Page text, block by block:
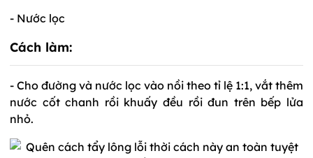
- Nước lọc
Cách làm:
- Cho đường và nước lọc vào nồi theo tỉ lệ 1:1, vắt thêm
nước cốt chanh rồi khuấy đều rồi đun trên bếp lửa
nhỏ.